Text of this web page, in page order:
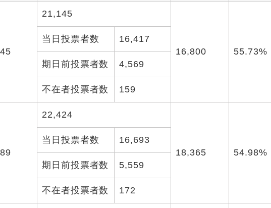
21,145
16,800 55.73%
当日投票者数 16,417
期日前投票者数 4,569
不在者投票者数 159
22,424
18,365 54.98%
当日投票者数 16,693
期日前投票者数 5,559
不在者投票者数 172